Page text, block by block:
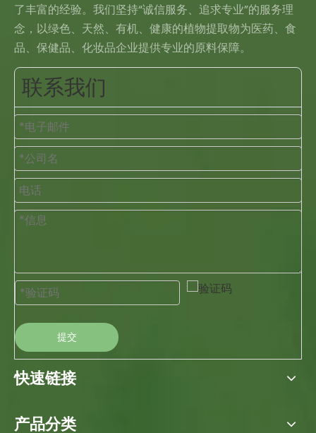
了丰富的经验。我们坚持“诚信服务、追求专业”的服务理
念，以绿色、天然、有机、健康的植物提取物为医药、食
品、保健品、化妆品企业提供专业的原料保障。
联系我们
提交
快速链接
产品分类